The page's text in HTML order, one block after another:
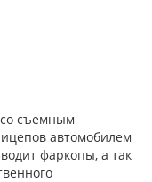
со съемным
автомобилем
фаркопы, а так